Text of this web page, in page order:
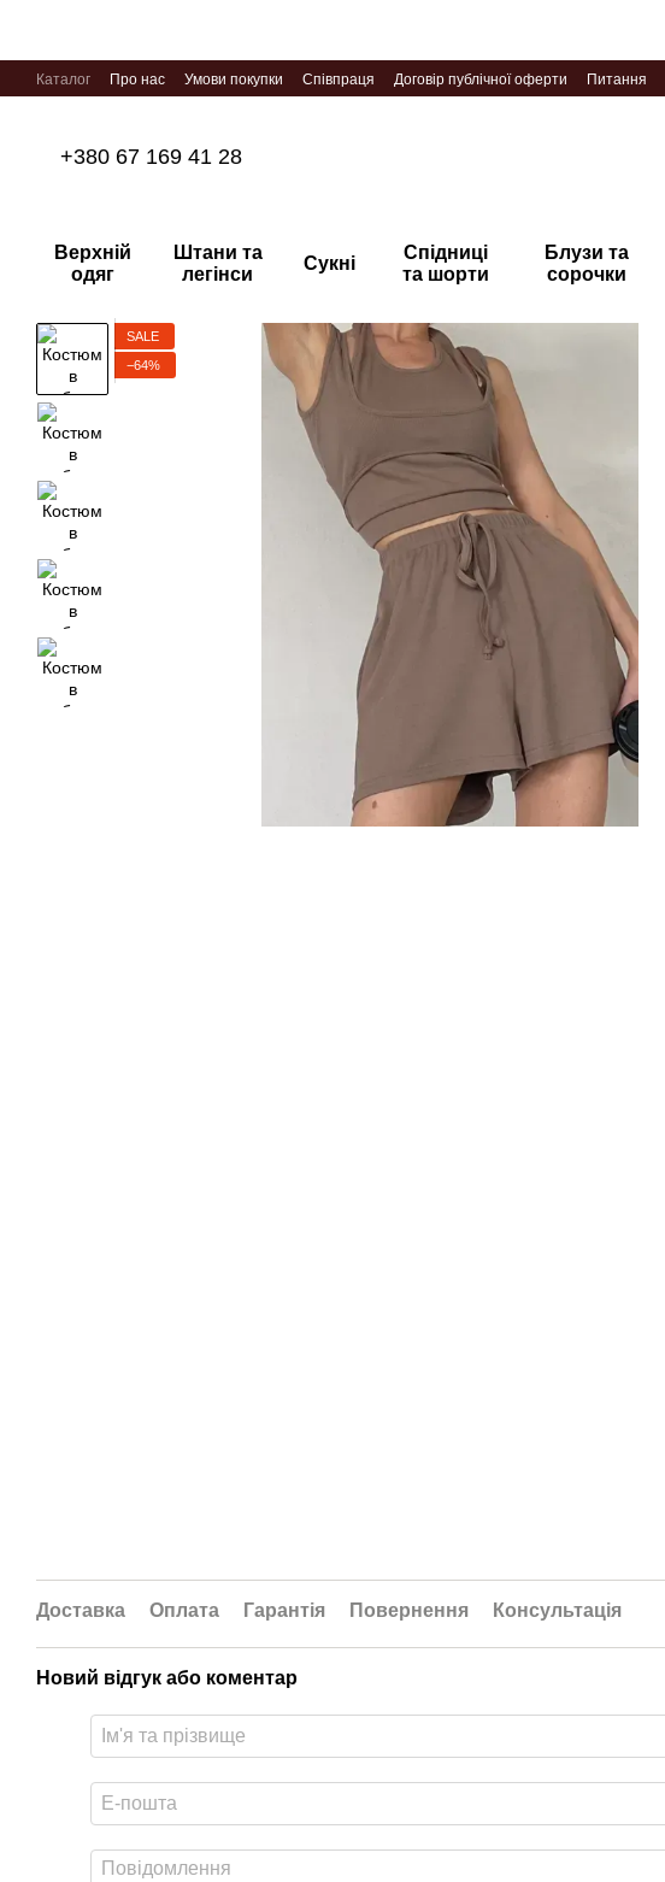
Каталог Про нас Умови покупки Співпраця Договір публічної оферти Питання
+380 67 169 41 28
Верхній
одяг
Штани та
легінси
Сукні
Спідниці
та шорти
Блузи та
сорочки
SALE
−64%
Доставка Оплата Гарантія Повернення Консультація
Новий відгук або коментар